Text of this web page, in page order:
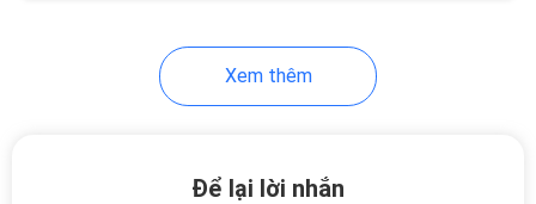
Vòng bi bơm thủy
Xem thêm
Để lại lời nhắn